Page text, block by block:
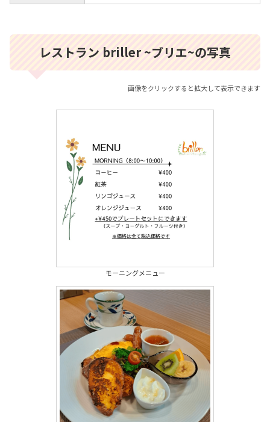
レストラン briller ~ブリエ~の写真
画像をクリックすると拡大して表示できます
モーニングメニュー